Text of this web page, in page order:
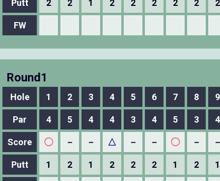
Putt 2 2 1 2 2 2 2 2 2
FW
Round1
Hole 1 2 3 4 5 6 7 8 9
Par 4 5 4 4 3 4 5 3 4
Score ◯ － － △ － － ◯ －
Putt 1 2 1 2 2 2 1 2 1